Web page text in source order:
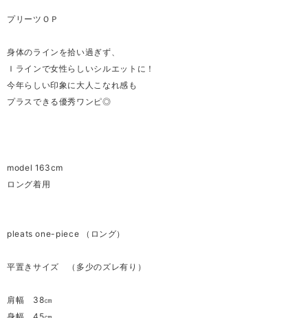
プリーツＯＰ
身体のラインを拾い過ぎず、
Ｉラインで女性らしいシルエットに！
今年らしい印象に大人こなれ感も
プラスできる優秀ワンピ◎
model 163cm
ロング着用
pleats one-piece （ロング）
平置きサイズ （多少のズレ有り）
肩幅 38㎝